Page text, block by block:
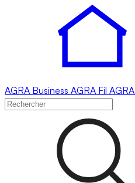
AGRA Business AGRA Fil AGRA